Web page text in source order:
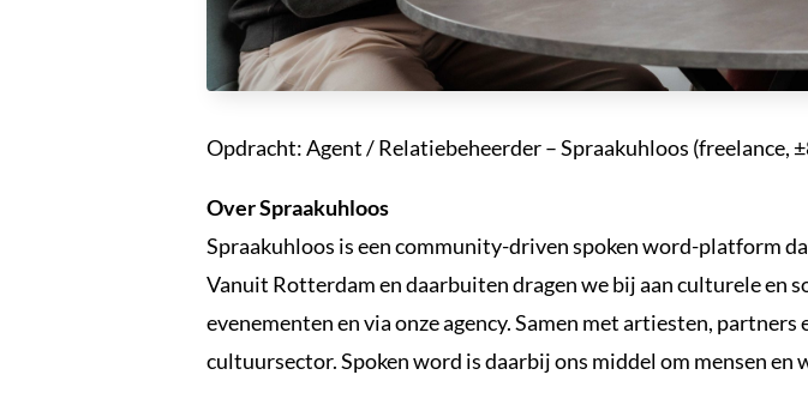
Opdracht: Agent / Relatiebeheerder – Spraakuhloos (freelance,
Over Spraakuhloos
Spraakuhloos is een community-driven spoken word-platform
Vanuit Rotterdam en daarbuiten dragen we bij aan culturele en
evenementen en via onze agency. Samen met artiesten,
cultuursector. Spoken word is daarbij ons middel om mensen en